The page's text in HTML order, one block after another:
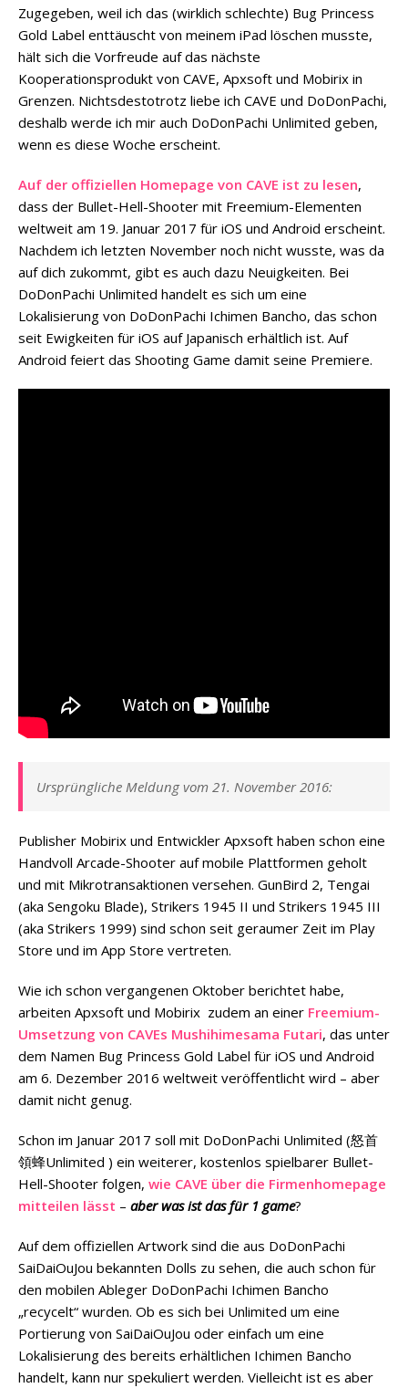
Zugegeben, weil ich das (wirklich schlechte) Bug Princess
Gold Label enttäuscht von meinem iPad löschen musste,
hält sich die Vorfreude auf das nächste
Kooperationsprodukt von CAVE, Apxsoft und Mobirix in
Grenzen. Nichtsdestotrotz liebe ich CAVE und DoDonPachi,
deshalb werde ich mir auch DoDonPachi Unlimited geben,
wenn es diese Woche erscheint.
Auf der offiziellen Homepage von CAVE ist zu lesen,
dass der Bullet-Hell-Shooter mit Freemium-Elementen
weltweit am 19. Januar 2017 für iOS und Android erscheint.
Nachdem ich letzten November noch nicht wusste, was da
auf dich zukommt, gibt es auch dazu Neuigkeiten. Bei
DoDonPachi Unlimited handelt es sich um eine
Lokalisierung von DoDonPachi Ichimen Bancho, das schon
seit Ewigkeiten für iOS auf Japanisch erhältlich ist. Auf
Android feiert das Shooting Game damit seine Premiere.
Ursprüngliche Meldung vom 21. November 2016:
Publisher Mobirix und Entwickler Apxsoft haben schon eine
Handvoll Arcade-Shooter auf mobile Plattformen geholt
und mit Mikrotransaktionen versehen. GunBird 2, Tengai
(aka Sengoku Blade), Strikers 1945 II und Strikers 1945 III
(aka Strikers 1999) sind schon seit geraumer Zeit im Play
Store und im App Store vertreten.
Wie ich schon vergangenen Oktober berichtet habe,
arbeiten Apxsoft und Mobirix zudem an einer Freemium-
Umsetzung von CAVEs Mushihimesama Futari, das unter
dem Namen Bug Princess Gold Label für iOS und Android
am 6. Dezember 2016 weltweit veröffentlicht wird – aber
damit nicht genug.
Schon im Januar 2017 soll mit DoDonPachi Unlimited (怒首
領蜂Unlimited ) ein weiterer, kostenlos spielbarer Bullet-
Hell-Shooter folgen, wie CAVE über die Firmenhomepage
mitteilen lässt – aber was ist das für 1 game?
Auf dem offiziellen Artwork sind die aus DoDonPachi
SaiDaiOuJou bekannten Dolls zu sehen, die auch schon für
den mobilen Ableger DoDonPachi Ichimen Bancho
„recycelt“ wurden. Ob es sich bei Unlimited um eine
Portierung von SaiDaiOuJou oder einfach um eine
Lokalisierung des bereits erhältlichen Ichimen Bancho
handelt, kann nur spekuliert werden. Vielleicht ist es aber